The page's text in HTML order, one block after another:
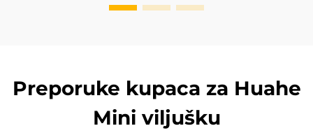
Preporuke kupaca za Huahe
Mini viljušku